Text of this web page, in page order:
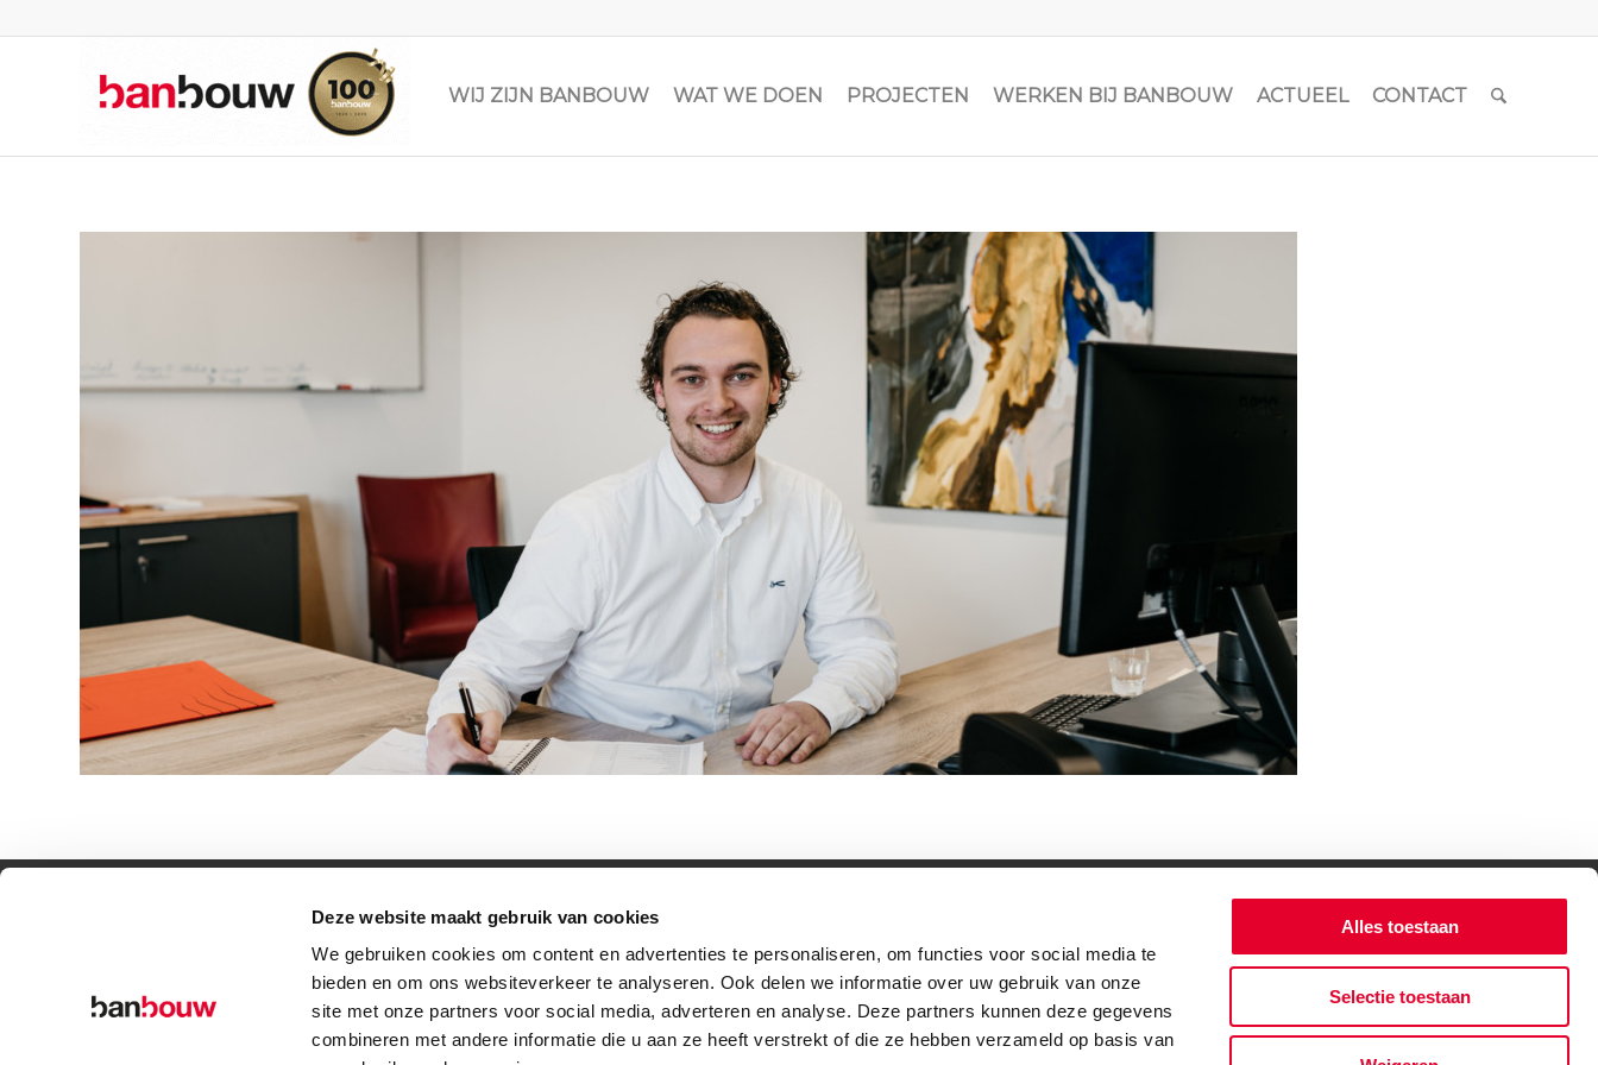
Deze website maakt gebruik van cookies
We gebruiken cookies om content en advertenties te personaliseren, om functies voor social media te
bieden en om ons websiteverkeer te analyseren. Ook delen we informatie over uw gebruik van onze
site met onze partners voor social media, adverteren en analyse. Deze partners kunnen deze gegevens
combineren met andere informatie die u aan ze heeft verstrekt of die ze hebben verzameld op basis van
Alles toestaan
Selectie toestaan
WIJ ZIJN BANBOUW WAT WE DOEN PROJECTEN WERKEN BIJ BANBOUW ACTUEEL CONTACT
© Copyright – BanBouw | Onderdeel van deBanGroep|Algemene voorwaarden|Privacybeleid